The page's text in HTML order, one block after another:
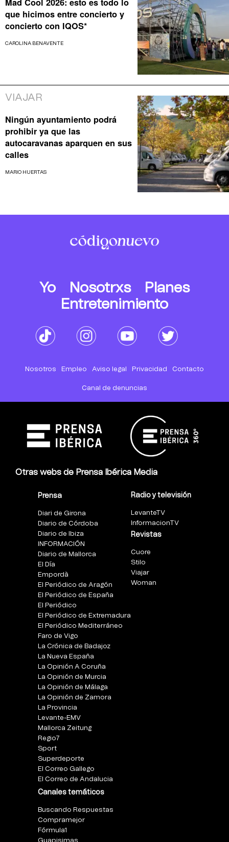
que hicimos entre concierto y
concierto con IQOS*
CAROLINA BENAVENTE
VIAJAR
Ningún ayuntamiento podrá
prohibir ya que las
autocaravanas aparquen en sus
calles
MARIO HUERTAS
Yo Nosotrxs
Planes
Entretenimiento
Nosotros Empleo Aviso legal Privacidad Contacto
Canal de denuncias
Otras webs de Prensa Ibérica Media
Prensa
Diari de Girona
Diario de Córdoba
Diario de Ibiza
INFORMACIÓN
Diario de Mallorca
El Día
Empordà
El Periódico de Aragón
El Periódico de España
El Periódico
El Periódico de Extremadura
El Periódico Mediterráneo
Faro de Vigo
La Crónica de Badajoz
La Nueva España
La Opinión A Coruña
La Opinión de Murcia
La Opinión de Málaga
La Opinión de Zamora
La Provincia
Levante-EMV
Mallorca Zeitung
Regio7
Sport
Superdeporte
El Correo Gallego
El Correo de Andalucia
Canales temáticos
Buscando Respuestas
Compramejor
Fórmula1
Guapisimas
Radio y televisión
LevanteTV
InformacionTV
Revistas
Cuore
Stilo
Viajar
Woman